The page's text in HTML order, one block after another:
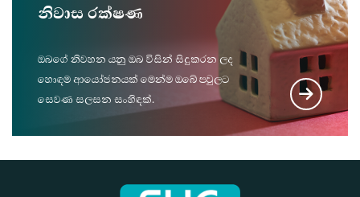
නිවාස රක්ෂණ
ඔබ‌ගේ නිවහන යනු ඔබ විසින් සිදුකරන ලද
හොඳම ආයෝජනයක් මෙන්ම ඔබේ පවුලට
සෙවණ සලසන සංහිඳක්.